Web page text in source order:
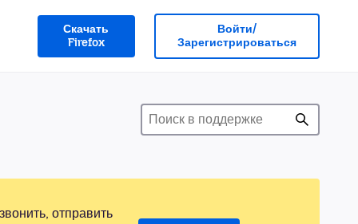
Скачать
Firefox
Войти/
Зарегистрироваться
отправить